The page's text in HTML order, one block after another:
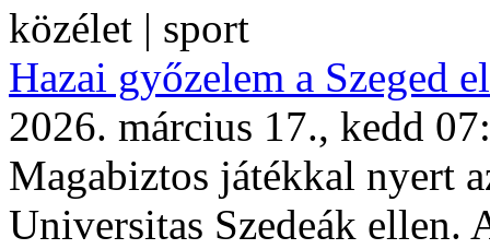
közélet | sport
Hazai győzelem a Szeged
2026. március 17., kedd
Magabiztos játékkal nyert
Universitas Szedeák ellen.